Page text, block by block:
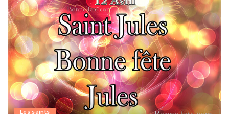
Les saints